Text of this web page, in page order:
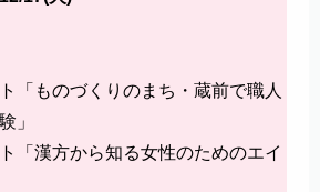
「ものづくりのまち・蔵前で職人
」
「漢方から知る女性のためのエイ